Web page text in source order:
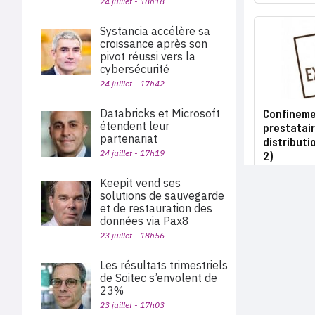
2)
Systancia accélère sa
croissance après son
pivot réussi vers la
cybersécurité
24 juillet - 17h42
Databricks et Microsoft
étendent leur
partenariat
24 juillet - 17h19
Keepit vend ses
solutions de sauvegarde
et de restauration des
données via Pax8
23 juillet - 18h56
Les résultats trimestriels
de Soitec s’envolent de
23%
23 juillet - 17h03